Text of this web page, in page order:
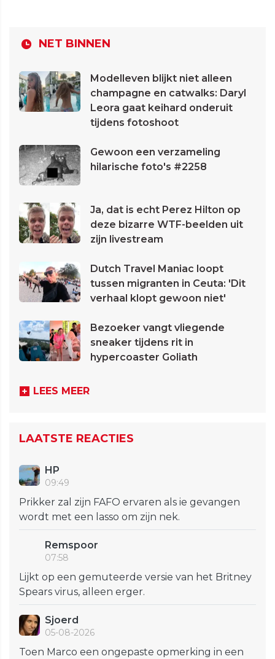
NET BINNEN
Modelleven blijkt niet alleen
champagne en catwalks: Daryl
Leora gaat keihard onderuit
tijdens fotoshoot
Gewoon een verzameling
hilarische foto's #2258
Ja, dat is echt Perez Hilton op
deze bizarre WTF-beelden uit
zijn livestream
Dutch Travel Maniac loopt
tussen migranten in Ceuta: 'Dit
verhaal klopt gewoon niet'
Bezoeker vangt vliegende
sneaker tijdens rit in
hypercoaster Goliath
LEES MEER
LAATSTE REACTIES
HP
09:49
Prikker zal zijn FAFO ervaren als ie gevangen
wordt met een lasso om zijn nek.
Remspoor
07:58
Lijkt op een gemuteerde versie van het Britney
Spears virus, alleen erger.
Sjoerd
05-08-2026
Toen Marco een ongepaste opmerking in een